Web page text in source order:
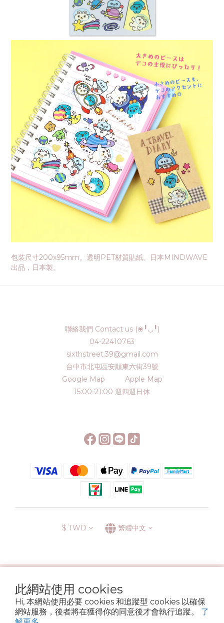
此網站使用 cookies
Hi, 本網站使用必要 cookies 和追蹤型 cookies 以確保
網站服務，後者將在獲得你的同意後才會執行追蹤。 了
包裝尺寸200x95mm。透明PET材質貼紙。日本MINDWAVE
出品，日本製。
聯絡我們 Contact us (❀╹◡╹)
04-22410763
sixthstreet.39@gmail.com
台中市北屯區安順東六街39號
Google Map
Apple Map
15:00-21:00 週四週日休
$ TWD 繁體中文
運送方式
退換貨政策 條款與細則
Copyright © 2022 6street. All rights reserved.
營業登記名稱 六街生活文具房 72314705